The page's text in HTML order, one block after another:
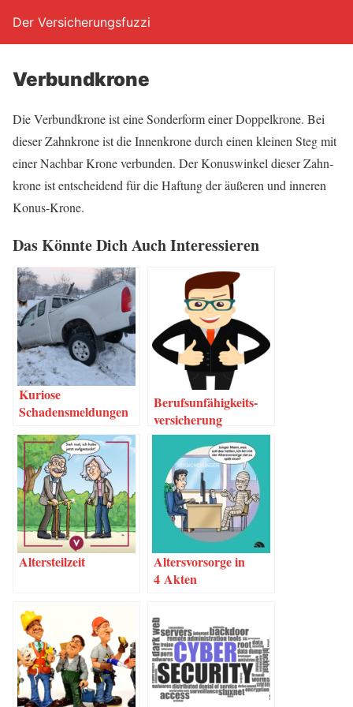
Der Versicherungsfuzzi
Ver­bund­kro­ne
Die Ver­bund­kro­ne ist eine Son­der­form einer Dop­pel­kro­ne. Bei
die­ser Zahn­kro­ne ist die Innen­kro­ne durch einen klei­nen Steg mit
einer Nach­bar Kro­ne ver­bun­den. Der Konus­win­kel die­ser Zahn­
kro­ne ist ent­schei­dend für die Haf­tung der äuße­ren und inne­ren
Konus-Krone.
Das Könn­te Dich Auch Interessieren
Kurio­se
Schadensmeldungen
Berufs­un­fä­hig­keits­
ver­si­che­rung
Alters­teil­zeit
Alters­vor­sor­ge in
4 Akten